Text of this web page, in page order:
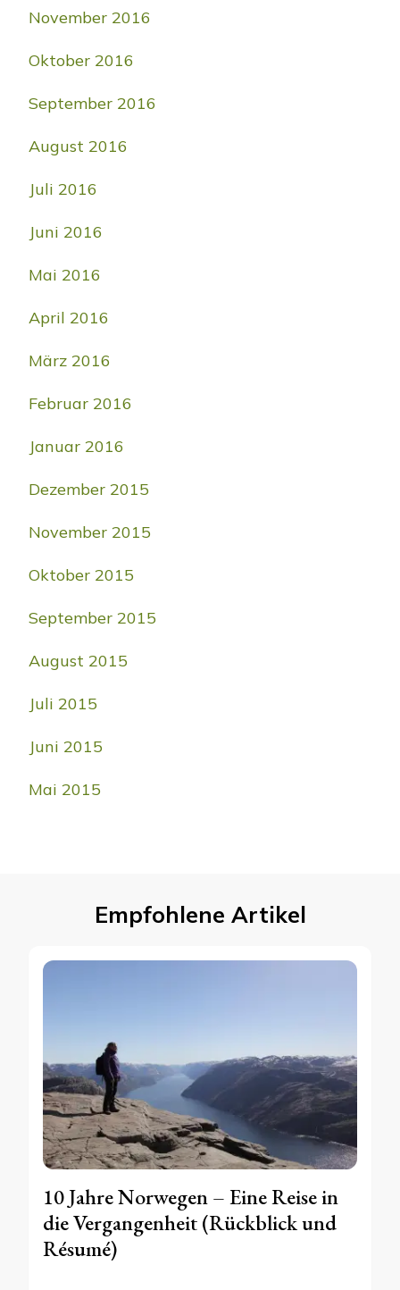
November 2016
Oktober 2016
September 2016
August 2016
Juli 2016
Juni 2016
Mai 2016
April 2016
März 2016
Februar 2016
Januar 2016
Dezember 2015
November 2015
Oktober 2015
September 2015
August 2015
Juli 2015
Juni 2015
Mai 2015
Empfohlene Artikel
10 Jahre Norwegen – Eine Reise in
die Vergangenheit (Rückblick und
Résumé)